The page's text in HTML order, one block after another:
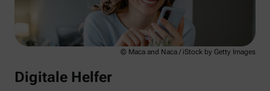
© Maca and Naca / iStock by Getty Images
Digitale Helfer